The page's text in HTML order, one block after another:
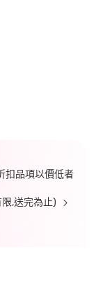
品項以價低者
,送完為止)